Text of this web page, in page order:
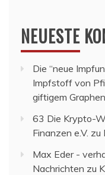
NEUESTE
Die “neue
Impfstoff von
giftigem
63 Die Krypto-
Finanzen e.V. zu
Max Eder -
Nachrichten zu